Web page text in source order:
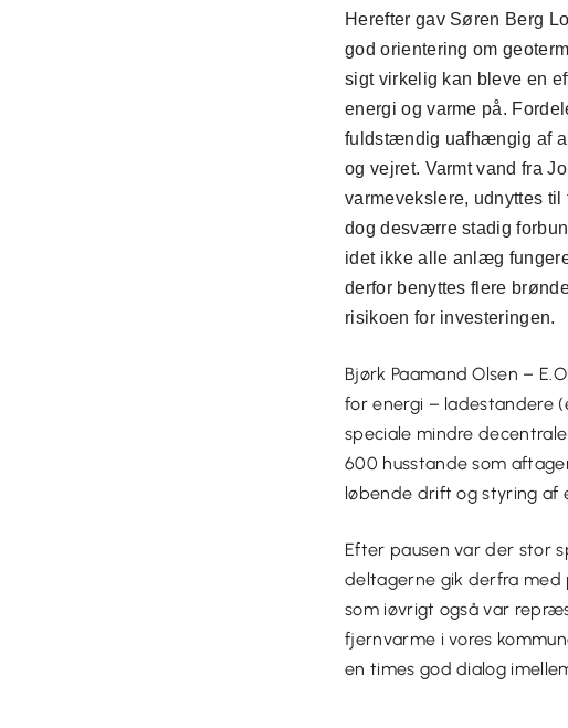
Herefter gav Søren Berg
god orientering om
sigt virkelig kan bleve en
energi og varme på.
fuldstændig uafhængig af
og vejret. Varmt vand fra
varmevekslere, udnyttes
dog desværre stadig
idet ikke alle anlæg
derfor benyttes flere
risikoen for investeringen.
Bjørk Paamand Olsen –
for energi – ladestandere
speciale mindre
600 husstande som
løbende drift og styring af
Efter pausen var der stor
deltagerne gik derfra med
som iøvrigt også var
fjernvarme i vores
en times god dialog